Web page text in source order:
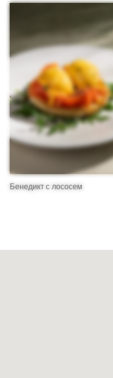
Бенедикт с лососем